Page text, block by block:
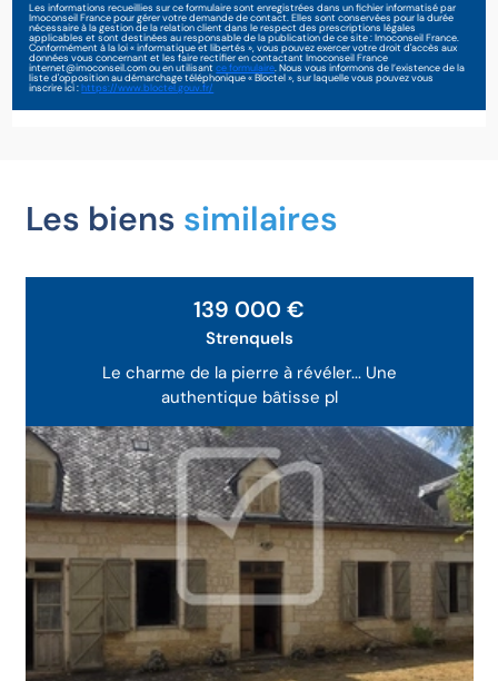
Les informations recueillies sur ce formulaire sont enregistrées dans un fichier informatisé par
Imoconseil France pour gérer votre demande de contact. Elles sont conservées pour la durée
nécessaire à la gestion de la relation client dans le respect des prescriptions légales
applicables et sont destinées au responsable de la publication de ce site : Imoconseil France.
Conformément à la loi « informatique et libertés », vous pouvez exercer votre droit d'accès aux
données vous concernant et les faire rectifier en contactant Imoconseil France
internet@imoconseil.com ou en utilisantce formulaire. Nous vous informons de l’existence de la
liste d'opposition au démarchage téléphonique « Bloctel », sur laquelle vous pouvez vous
inscrire ici :https://www.bloctel.gouv.fr/
Les biens similaires
Le charme de la pierre à révéler... Une
authentique bâtisse pl
139 000 €
Strenquels